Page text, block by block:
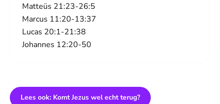
Matteüs 21:23-26:5
Marcus 11:20-13:37
Lucas 20:1-21:38
Johannes 12:20-50
Lees ook: Komt Jezus wel echt terug?